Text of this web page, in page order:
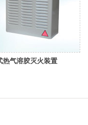
热气溶胶灭火装置